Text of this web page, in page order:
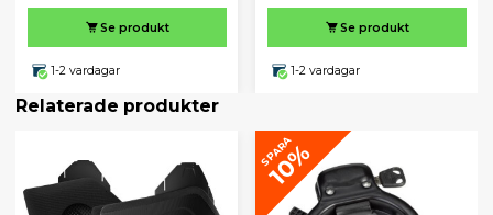
Se produkt
1-2 vardagar
Se produkt
1-2 vardagar
Relaterade produkter
SPARA
10%